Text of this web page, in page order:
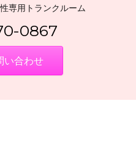
専用トランクルーム
0867
い合わせ